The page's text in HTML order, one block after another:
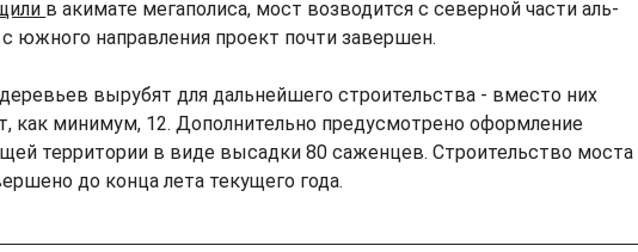
в акимате мегаполиса, мост возводится с северной части аль-
южного направления проект почти завершен.
вырубят для дальнейшего строительства - вместо них
как минимум, 12. Дополнительно предусмотрено оформление
территории в виде высадки 80 саженцев. Строительство моста
до конца лета текущего года.